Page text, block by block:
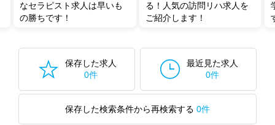
なセラピスト求人は早いも
の勝ちです！
る！人気の訪問リハ求人を
ご紹介します！
保存した求人
0件
最近見た求人
0件
保存した検索条件から再検索する 0件